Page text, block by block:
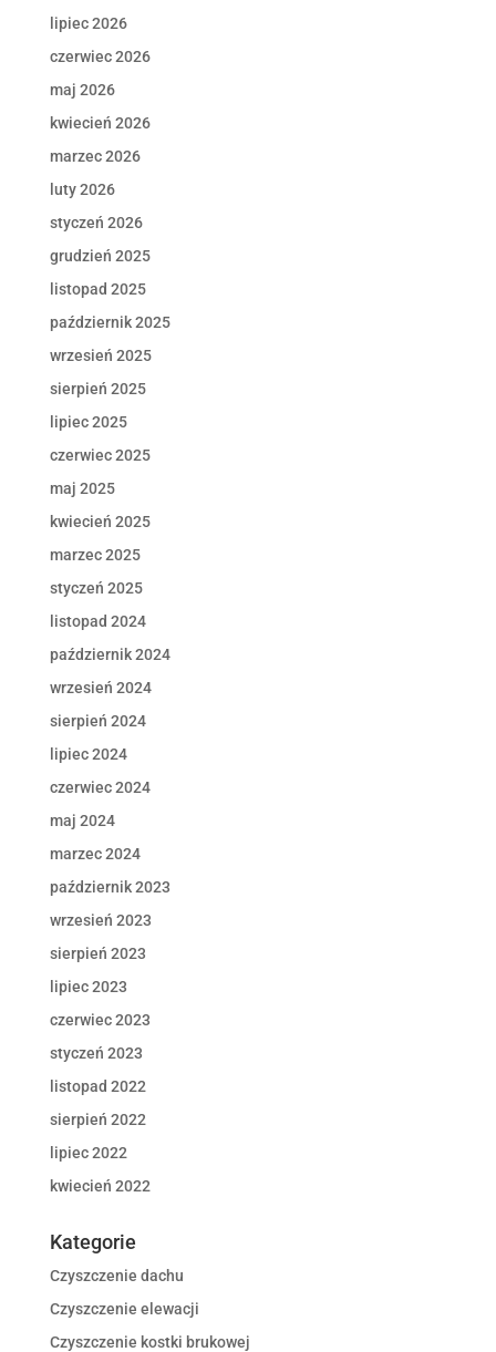
lipiec 2026
czerwiec 2026
maj 2026
kwiecień 2026
marzec 2026
luty 2026
styczeń 2026
grudzień 2025
listopad 2025
październik 2025
wrzesień 2025
sierpień 2025
lipiec 2025
czerwiec 2025
maj 2025
kwiecień 2025
marzec 2025
styczeń 2025
listopad 2024
październik 2024
wrzesień 2024
sierpień 2024
lipiec 2024
czerwiec 2024
maj 2024
marzec 2024
październik 2023
wrzesień 2023
sierpień 2023
lipiec 2023
czerwiec 2023
styczeń 2023
listopad 2022
sierpień 2022
lipiec 2022
kwiecień 2022
Kategorie
Czyszczenie dachu
Czyszczenie elewacji
Czyszczenie kostki brukowej